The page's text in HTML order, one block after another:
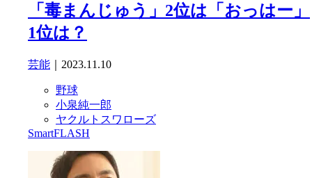
「毒まんじゅう」2位は「おっはー」
1位は？
芸能 ｜2023.11.10
野球
小泉純一郎
ヤクルトスワローズ
SmartFLASH